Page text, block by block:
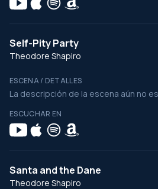
Self-Pity Party
Theodore Shapiro
ESCENA / DETALLES
La descripción de la escena aún no
ESCUCHAR EN
Santa and the Dane
Theodore Shapiro